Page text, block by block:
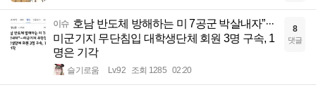
이슈 호남 반도체 방해하는 미 7공군 박살내자”···
미군기지 무단침입 대학생단체 회원 3명 구속, 1
명은 기각
슬기로움 Lv.92 조회 1285 02:20
8
댓글